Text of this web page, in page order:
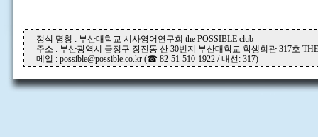
정식 명칭 : 부산대학교 시사영어연구회 the POSSIBLE club
주소 : 부산광역시 금정구 장전동 산 30번지 부산대학교 학생회관 317호
메일 : possible@possible.co.kr (☎ 82-51-510-1922 / 내선: 317)